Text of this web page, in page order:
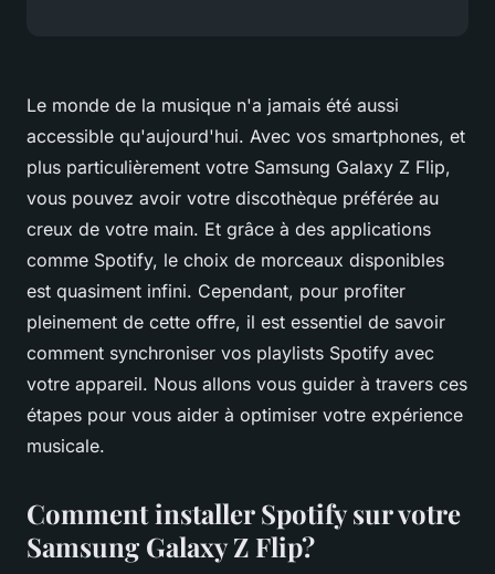
Le monde de la musique n'a jamais été aussi
accessible qu'aujourd'hui. Avec vos smartphones, et
plus particulièrement votre Samsung Galaxy Z Flip,
vous pouvez avoir votre discothèque préférée au
creux de votre main. Et grâce à des applications
comme Spotify, le choix de morceaux disponibles
est quasiment infini. Cependant, pour profiter
pleinement de cette offre, il est essentiel de savoir
comment synchroniser vos playlists Spotify avec
votre appareil. Nous allons vous guider à travers ces
étapes pour vous aider à optimiser votre expérience
musicale.
Comment installer Spotify sur votre
Samsung Galaxy Z Flip?